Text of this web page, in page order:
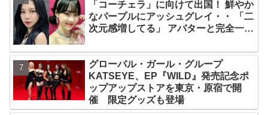
「コーチェラ」に向けて出国！ 鮮やか
なパープルにアッシュグレイ・・ 「二
次元感増してる」 アバターと完全一致
グローバル・ガール・グループ
KATSEYE、EP『WILD』発売記念ポ
ップアップストアを東京・原宿で開
催 限定グッズも登場